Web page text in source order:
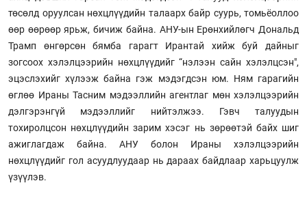
төсөлд оруулсан нөхцлүүдийн талаарх байр суурь, томьёоллоо
өөр өөрөөр ярьж, бичиж байна. АНУ-ын Ерөнхийлөгч Дональд
Трамп өнгөрсөн бямба гарагт Ирантай хийж буй дайныг
зогсоох хэлэлцээрийн нөхцлүүдийг “нэлээн сайн хэлэлцсэн",
эцэслэхийг хүлээж байна гэж мэдэгдсэн юм. Ням гарагийн
өглөө Ираны Тасним мэдээллийн агентлаг мөн хэлэлцээрийн
дэлгэрэнгүй мэдээллийг нийтэлжээ. Гэвч талуудын
тохиролцсон нөхцлүүдийн зарим хэсэг нь зөрөөтэй байх шиг
ажиглагдаж байна. АНУ болон Ираны хэлэлцээрийн
нөхцлүүдийг гол асуудлуудаар нь дараах байдлаар харьцуулж
үзүүлэв.